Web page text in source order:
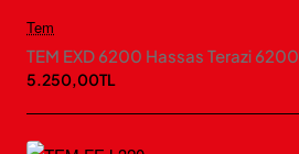
Tem
TEM EXD 6200 Hassas Terazi
5.250,00TL